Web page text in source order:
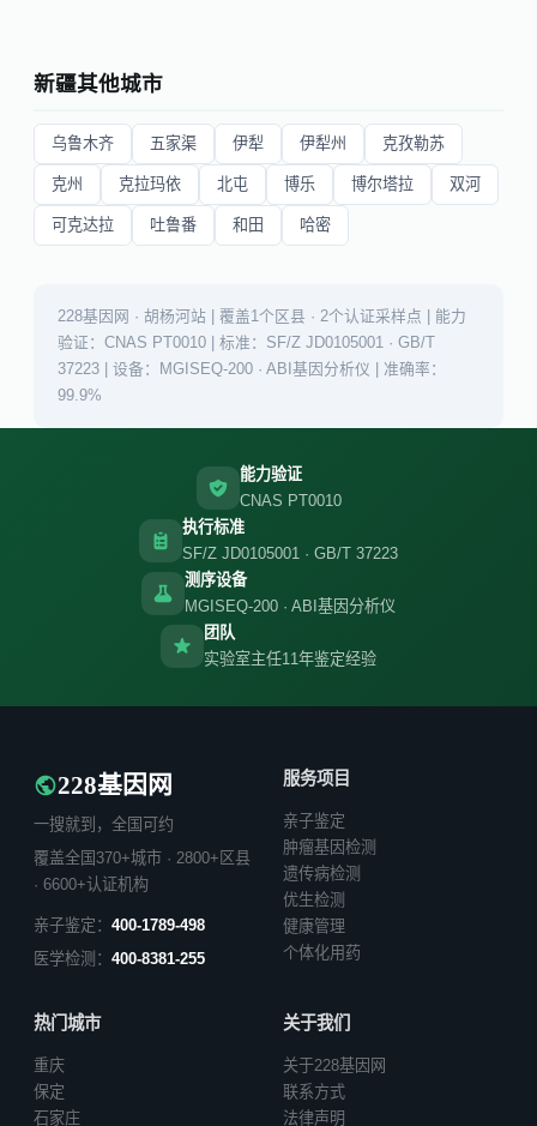
新疆其他城市
乌鲁木齐 五家渠 伊犁 伊犁州 克孜勒苏
克州 克拉玛依 北屯 博乐 博尔塔拉 双河
可克达拉 吐鲁番 和田 哈密
228基因网 · 胡杨河站 | 覆盖1个区县 · 2个认证采样点 | 能力
验证：CNAS PT0010 | 标准：SF/Z JD0105001 · GB/T
37223 | 设备：MGISEQ-200 · ABI基因分析仪 | 准确率：
99.9%
能力验证
CNAS PT0010
执行标准
SF/Z JD0105001 · GB/T 37223
测序设备
MGISEQ-200 · ABI基因分析仪
团队
实验室主任11年鉴定经验
228基因网
一搜就到，全国可约
覆盖全国370+城市 · 2800+区县
· 6600+认证机构
亲子鉴定： 400-1789-498
医学检测： 400-8381-255
服务项目
亲子鉴定
肿瘤基因检测
遗传病检测
优生检测
健康管理
个体化用药
热门城市
重庆
保定
石家庄
关于我们
关于228基因网
联系方式
法律声明